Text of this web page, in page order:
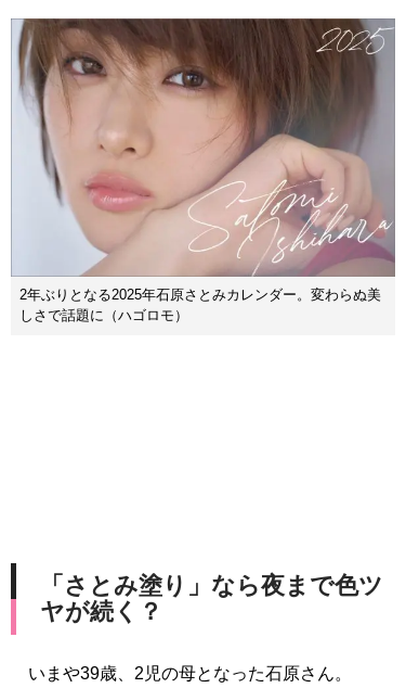
2年ぶりとなる2025年石原さとみカレンダー。変わらぬ美
しさで話題に（ハゴロモ）
「さとみ塗り」なら夜まで色ツ
ヤが続く？
いまや39歳、2児の母となった石原さん。